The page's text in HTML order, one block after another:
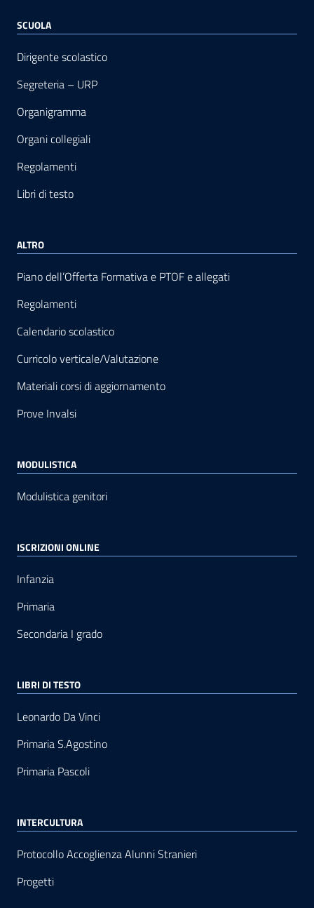
SCUOLA
Dirigente scolastico
Segreteria – URP
Organigramma
Organi collegiali
Regolamenti
Libri di testo
ALTRO
Piano dell’Offerta Formativa e PTOF e allegati
Regolamenti
Calendario scolastico
Curricolo verticale/Valutazione
Materiali corsi di aggiornamento
Prove Invalsi
MODULISTICA
Modulistica genitori
ISCRIZIONI ONLINE
Infanzia
Primaria
Secondaria I grado
LIBRI DI TESTO
Leonardo Da Vinci
Primaria S.Agostino
Primaria Pascoli
INTERCULTURA
Protocollo Accoglienza Alunni Stranieri
Progetti